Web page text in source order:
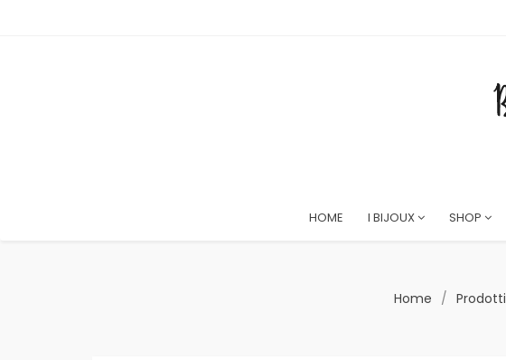
HOME I BIJOUX SHOP
Home / Prodotti